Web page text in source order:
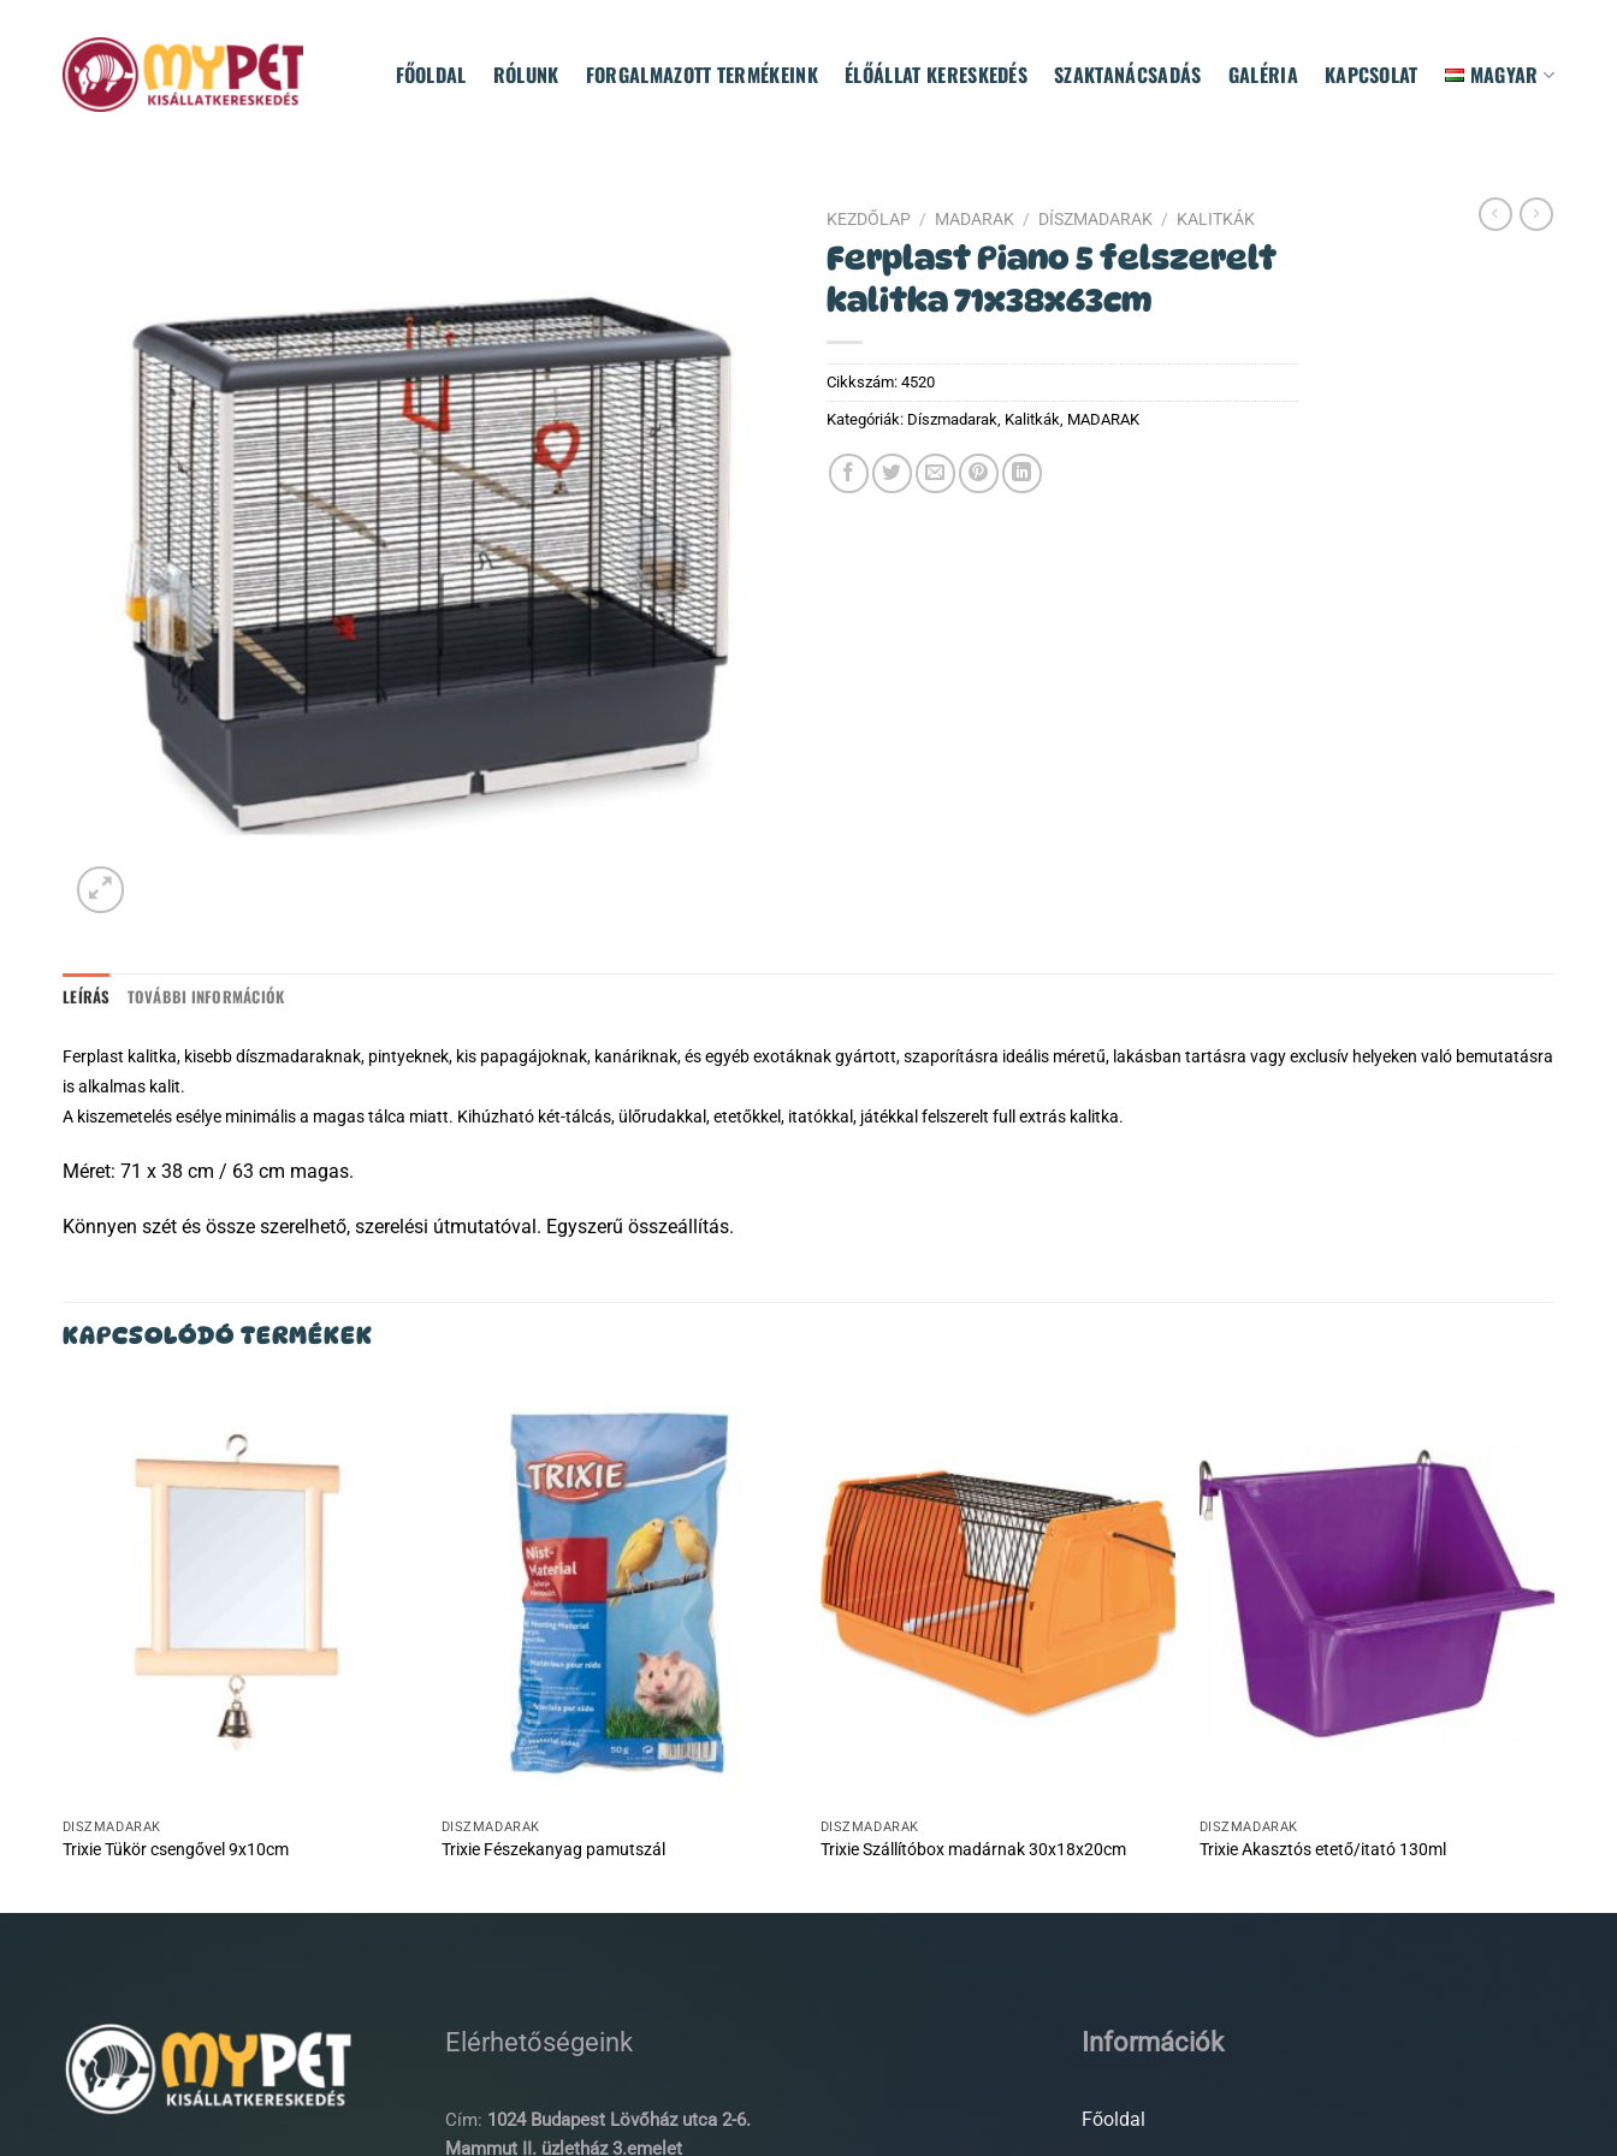
FŐOLDAL RÓLUNK FORGALMAZOTT TERMÉKEINK ÉLŐÁLLAT KERESKEDÉS SZAKTANÁCSADÁS GALÉRIA KAPCSOLAT MAGYAR
KEZDŐLAP / MADARAK / DÍSZMADARAK / KALITKÁK
Ferplast Piano 5 felszerelt
kalitka 71x38x63cm
Cikkszám: 4520
Kategóriák: Díszmadarak Kalitkák MADARAK
LEÍRÁS TOVÁBBI INFORMÁCIÓK
Ferplast kalitka, kisebb díszmadaraknak, pintyeknek, kis papagájoknak, kanáriknak, és egyéb exotáknak gyártott, szaporításra ideális méretű, lakásban tartásra vagy exclusív helyeken való bemutatásra
is alkalmas kalit.
A kiszemetelés esélye minimális a magas tálca miatt. Kihúzható két-tálcás, ülőrudakkal, etetőkkel, itatókkal, játékkal felszerelt full extrás kalitka.
Méret: 71 x 38 cm / 63 cm magas.
Könnyen szét és össze szerelhető, szerelési útmutatóval. Egyszerű összeállítás.
KAPCSOLÓDÓ TERMÉKEK
DÍSZMADARAK
Trixie Tükör csengővel 9x10cm
DÍSZMADARAK
Trixie Fészekanyag pamutszál
DÍSZMADARAK
Trixie Szállítóbox madárnak 30x18x20cm
DÍSZMADARAK
Trixie Akasztós etető/itató 130ml
Elérhetőségeink
Cím: 1024 Budapest Lövőház utca 2-6.
Mammut II. üzletház 3.emelet
Információk
Főoldal